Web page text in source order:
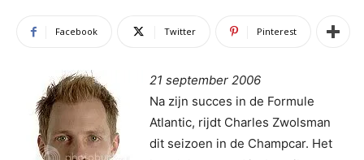
Facebook Twitter Pinterest
21 september 2006
Na zijn succes in de Formule
Atlantic, rijdt Charles Zwolsman
dit seizoen in de Champcar. Het